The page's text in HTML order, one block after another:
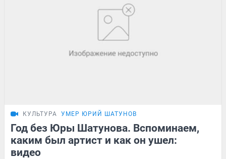
КУЛЬТУРА УМЕР ЮРИЙ ШАТУНОВ
Год без Юры Шатунова. Вспоминаем,
каким был артист и как он ушел:
видео